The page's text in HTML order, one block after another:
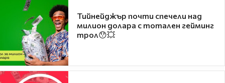
Тийнейджър почти спечели над
милион долара с тотален гейминг
трол😯💥